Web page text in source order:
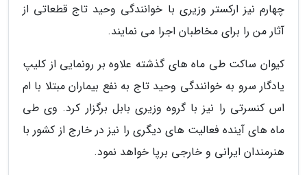
چهارم نیز ارکستر وزیری با خوانندگی وحید تاج قطعاتی از
آثار من را برای مخاطبان اجرا می نمایند.
کیوان ساکت طی ماه های گذشته علاوه بر رونمایی از کلیپ
یادگار سرو به خوانندگی وحید تاج به نفع بیماران مبتلا با ام
اس کنسرتی را نیز با گروه وزیری بابل برگزار کرد. وی طی
ماه های آینده فعالیت های دیگری را نیز در خارج از کشور با
هنرمندان ایرانی و خارجی برپا خواهد نمود.